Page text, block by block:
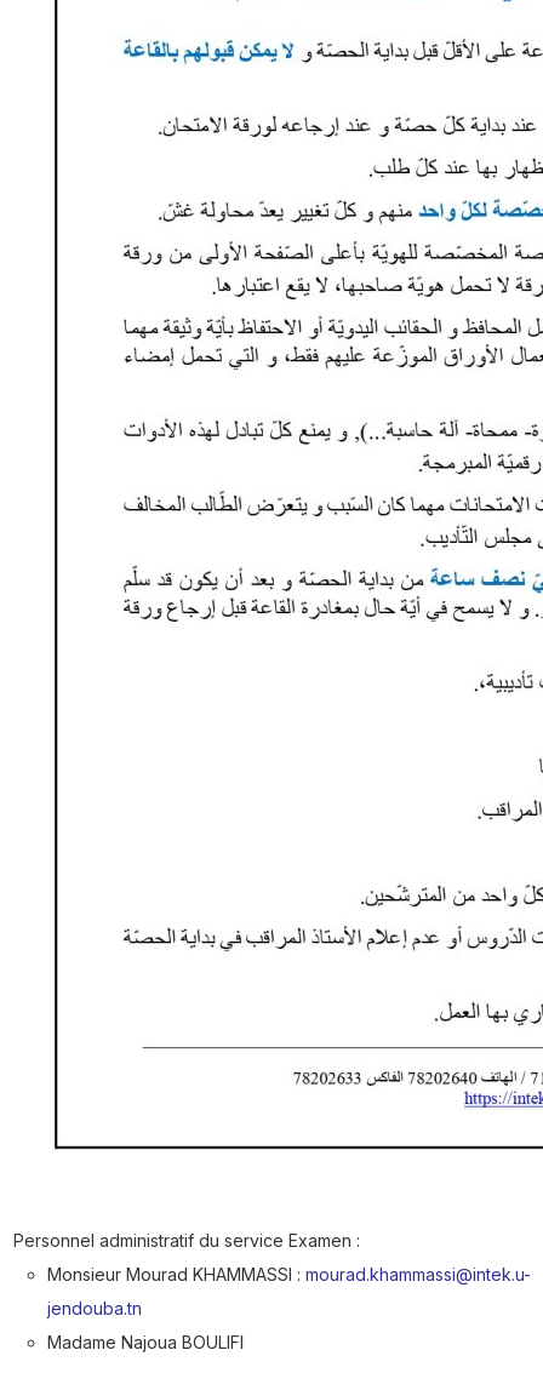
Personnel administratif du service Examen :
Monsieur Mourad KHAMMASSI : mourad.khammassi@intek.u-
jendouba.tn
Madame Najoua BOULIFI